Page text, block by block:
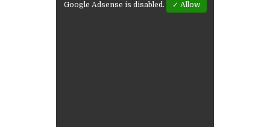
Google Adsense is disabled. ✓ Allow